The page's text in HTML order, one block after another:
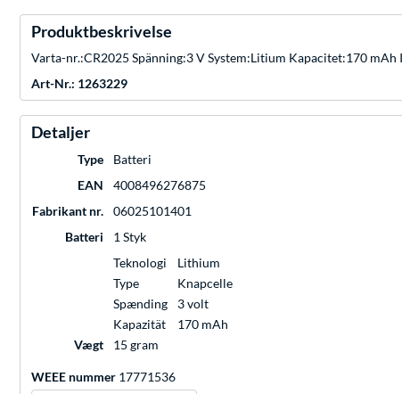
Produktbeskrivelse
Varta-nr.:CR2025 Spänning:3 V System:Litium Kapacitet:170
Art-Nr.: 1263229
Detaljer
Type
Batteri
EAN
4008496276875
Fabrikant nr.
06025101401
Batteri
1 Styk
Teknologi
Lithium
Type
Knapcelle
Spænding
3 volt
Kapazität
170 mAh
Vægt
15 gram
WEEE nummer 17771536